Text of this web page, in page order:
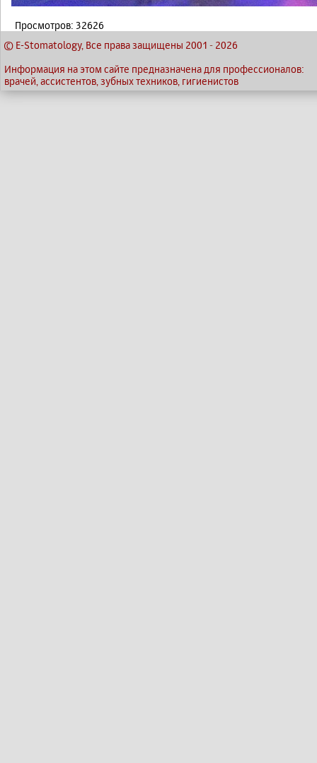
Просмотров: 32626
© E-Stomatology, Все права защищены 2001 - 2026
Информация на этом сайте предназначена для профессионалов:
врачей, ассистентов, зубных техников, гигиенистов